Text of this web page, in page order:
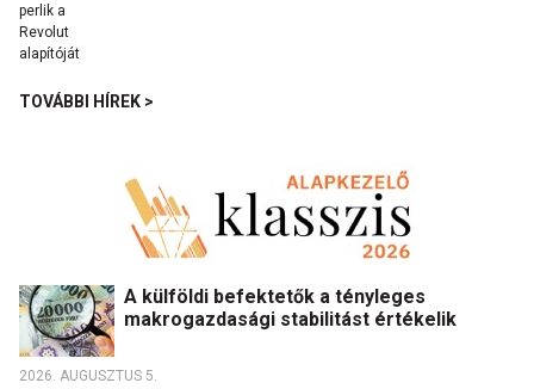
TOVÁBBI HÍREK >
A külföldi befektetők a tényleges
makrogazdasági stabilitást értékelik
2026. AUGUSZTUS 5.